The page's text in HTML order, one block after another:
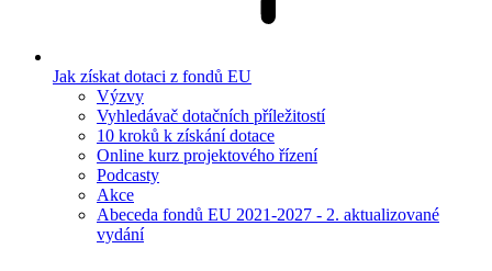
Jak získat dotaci z fondů EU
Výzvy
Vyhledávač dotačních příležitostí
10 kroků k získání dotace
Online kurz projektového řízení
Podcasty
Akce
Abeceda fondů EU 2021-2027 - 2. aktualizované
vydání